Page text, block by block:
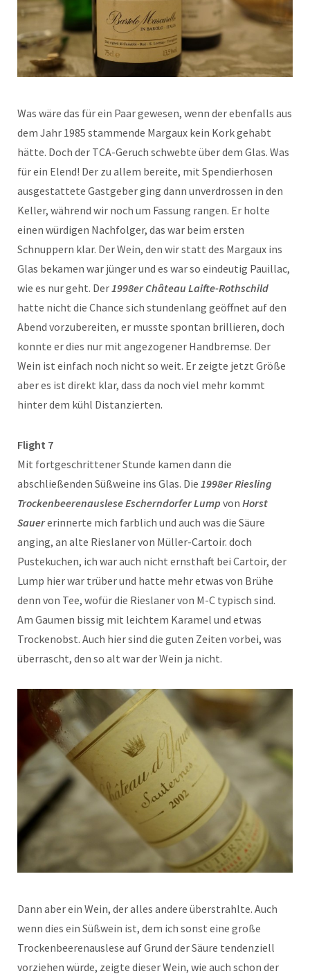
Was wäre das für ein Paar gewesen, wenn der ebenfalls aus
dem Jahr 1985 stammende Margaux kein Kork gehabt
hätte. Doch der TCA-Geruch schwebte über dem Glas. Was
für ein Elend! Der zu allem bereite, mit Spendierhosen
ausgestattete Gastgeber ging dann unverdrossen in den
Keller, während wir noch um Fassung rangen. Er holte
einen würdigen Nachfolger, das war beim ersten
Schnuppern klar. Der Wein, den wir statt des Margaux ins
Glas bekamen war jünger und es war so eindeutig Pauillac,
wie es nur geht. Der1998er Château Laifte-Rothschild
hatte nicht die Chance sich stundenlang geöffnet auf den
Abend vorzubereiten, er musste spontan brillieren, doch
konnte er dies nur mit angezogener Handbremse. Der
Wein ist einfach noch nicht so weit. Er zeigte jetzt Größe
aber es ist direkt klar, dass da noch viel mehr kommt
hinter dem kühl Distanzierten.
Flight 7
Mit fortgeschrittener Stunde kamen dann die
abschließenden Süßweine ins Glas. Die 1998er Riesling
Trockenbeerenauslese Escherndorfer Lump von Horst
Sauererinnerte mich farblich und auch was die Säure
anging, an alte Rieslaner von Müller-Cartoir. doch
Pustekuchen, ich war auch nicht ernsthaft bei Cartoir, der
Lump hier war trüber und hatte mehr etwas von Brühe
denn von Tee, wofür die Rieslaner von M-C typisch sind.
Am Gaumen bissig mit leichtem Karamel und etwas
Trockenobst. Auch hier sind die guten Zeiten vorbei, was
überrascht, den so alt war der Wein ja nicht.
Dann aber ein Wein, der alles andere überstrahlte. Auch
wenn dies ein Süßwein ist, dem ich sonst eine große
Trockenbeerenauslese auf Grund der Säure tendenziell
vorziehen würde, zeigte dieser Wein, wie auch schon der